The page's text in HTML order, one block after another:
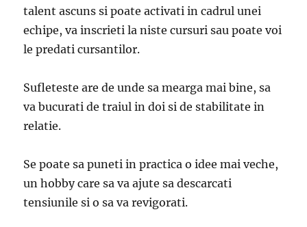
talent ascuns si poate activati in cadrul unei
echipe, va inscrieti la niste cursuri sau poate voi
le predati cursantilor.
Sufleteste are de unde sa mearga mai bine, sa
va bucurati de traiul in doi si de stabilitate in
relatie.
Se poate sa puneti in practica o idee mai veche,
un hobby care sa va ajute sa descarcati
tensiunile si o sa va revigorati.